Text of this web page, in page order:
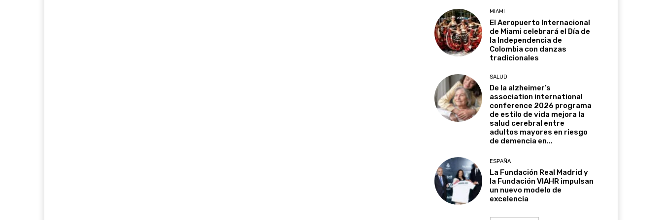
MIAMI
El Aeropuerto Internacional
de Miami celebrará el Día de
la Independencia de
Colombia con danzas
tradicionales
SALUD
De la alzheimer’s
association international
conference 2026 programa
de estilo de vida mejora la
salud cerebral entre
adultos mayores en riesgo
de demencia en...
ESPAÑA
La Fundación Real Madrid y
la Fundación VIAHR impulsan
un nuevo modelo de
excelencia